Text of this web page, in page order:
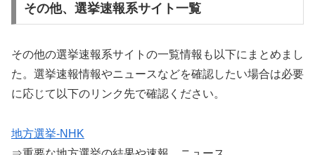
その他、選挙速報系サイト一覧
その他の選挙速報系サイトの一覧情報も以下にまとめまし
た。選挙速報情報やニュースなどを確認したい場合は必要
に応じて以下のリンク先で確認ください。
地方選挙-NHK